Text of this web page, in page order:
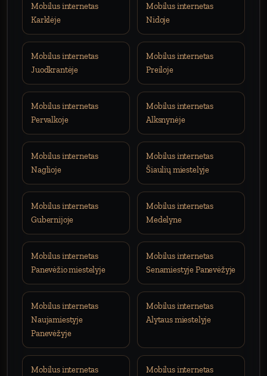
Mobilus internetas
Karklėje
Mobilus internetas
Nidoje
Mobilus internetas
Juodkrantėje
Mobilus internetas
Preiloje
Mobilus internetas
Pervalkoje
Mobilus internetas
Alksnynėje
Mobilus internetas
Naglioje
Mobilus internetas
Šiaulių miestelyje
Mobilus internetas
Gubernijoje
Mobilus internetas
Medelyne
Mobilus internetas
Panevėžio miestelyje
Mobilus internetas
Senamiestyje Panevėžyje
Mobilus internetas
Naujamiestyje
Panevėžyje
Mobilus internetas
Alytaus miestelyje
Mobilus internetas
Mobilus internetas